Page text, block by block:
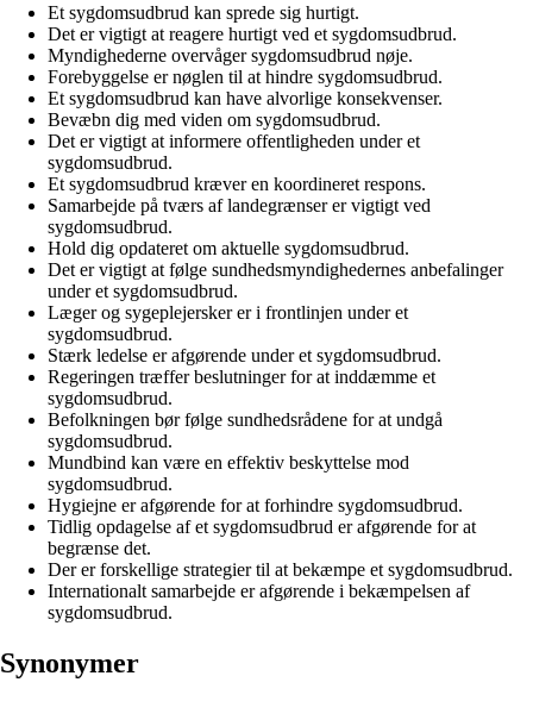
Et sygdomsudbrud kan sprede sig hurtigt.
Det er vigtigt at reagere hurtigt ved et sygdomsudbrud.
Myndighederne overvåger sygdomsudbrud nøje.
Forebyggelse er nøglen til at hindre sygdomsudbrud.
Et sygdomsudbrud kan have alvorlige konsekvenser.
Bevæbn dig med viden om sygdomsudbrud.
Det er vigtigt at informere offentligheden under et
sygdomsudbrud.
Et sygdomsudbrud kræver en koordineret respons.
Samarbejde på tværs af landegrænser er vigtigt ved
sygdomsudbrud.
Hold dig opdateret om aktuelle sygdomsudbrud.
Det er vigtigt at følge sundhedsmyndighedernes anbefalinger
under et sygdomsudbrud.
Læger og sygeplejersker er i frontlinjen under et
sygdomsudbrud.
Stærk ledelse er afgørende under et sygdomsudbrud.
Regeringen træffer beslutninger for at inddæmme et
sygdomsudbrud.
Befolkningen bør følge sundhedsrådene for at undgå
sygdomsudbrud.
Mundbind kan være en effektiv beskyttelse mod
sygdomsudbrud.
Hygiejne er afgørende for at forhindre sygdomsudbrud.
Tidlig opdagelse af et sygdomsudbrud er afgørende for at
begrænse det.
Der er forskellige strategier til at bekæmpe et sygdomsudbrud.
Internationalt samarbejde er afgørende i bekæmpelsen af
sygdomsudbrud.
Synonymer